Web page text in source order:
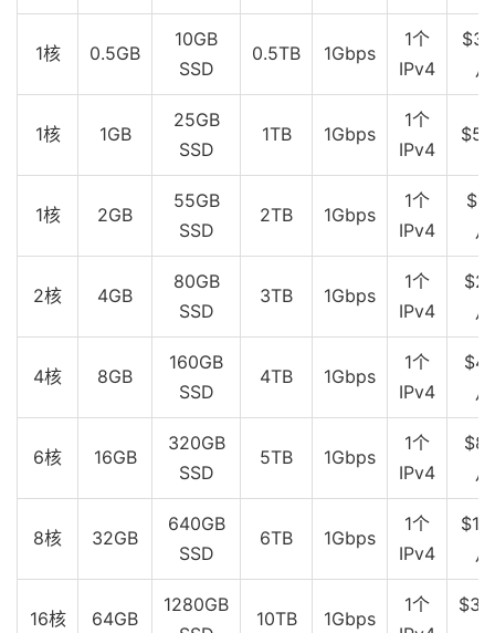
1核 0.5GB
10GB
SSD
0.5TB 1Gbps
1个
IPv4
月
1核 1GB
25GB
SSD
1TB 1Gbps
1个
IPv4
$5/
1核 2GB
55GB
SSD
2TB 1Gbps
1个
IPv4
月
2核 4GB
80GB
SSD
3TB 1Gbps
1个
IPv4
月
4核 8GB
160GB
SSD
4TB 1Gbps
1个
IPv4
月
6核 16GB
320GB
SSD
5TB 1Gbps
1个
IPv4
月
8核 32GB
640GB
SSD
6TB 1Gbps
1个
IPv4
月
16核 64GB
1280GB
10TB 1Gbps
1个